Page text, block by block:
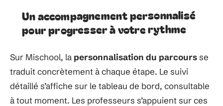
Un accompagnement personnalisé
pour progresser à votre rythme
Sur Mischool, la personnalisation du parcoursse
traduit concrètement à chaque étape. Le suivi
détaillé s’affiche sur le tableau de bord, consultable
à tout moment. Les professeurs s’appuient sur ces